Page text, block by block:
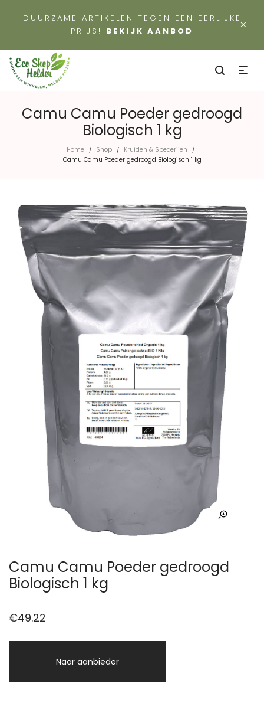
×
DUURZAME ARTIKELEN TEGEN EEN EERLIJKE
PRIJS! BEKIJK AANBOD
Camu Camu Poeder gedroogd
Biologisch 1 kg
Home / Shop / Kruiden & Specerijen /
Camu Camu Poeder gedroogd Biologisch 1 kg
Camu Camu Poeder gedroogd
Biologisch 1 kg
€49.22
Naar aanbieder